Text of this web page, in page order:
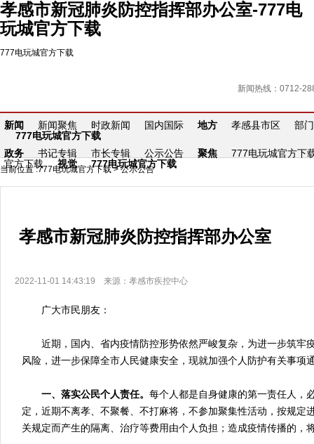
孝感市新冠肺炎防控指挥部办公室-777电
玩城官方下载
777电玩城官方下载
新闻热线：0712-
新闻 新闻聚焦 时政新闻 国内国际 地方 孝感县市区
部门
777电玩城官方下载
政务
书记专辑 市长专辑 公示公告 聚焦
777电玩城官方下
官方下载
视觉 777电玩城官方下载
当前位置 :777电玩城官方下载>公示公告
孝感市新冠肺炎防控指挥部办公室
2022-11-01 14:43:19 来源：孝感市疾控中心
广大市民朋友：
近期，国内、省内疫情防控形势依然严峻复杂，为进一步筑牢
风险，进一步保障全市人民健康安全，现就加强个人防护有关事项
一、 落实公民个人责任。 每个人都是自身健康的第一责任人，
定，近期不离孝、不聚餐、不打麻将，不参加聚集性活动，按规定
关规定而产生的隔离、治疗等费用由个人负担；造成疫情传播的，